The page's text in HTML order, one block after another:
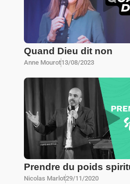
Quand Dieu dit non
Anne Mourot13/08/2023
Prendre du poids
Nicolas Marlot29/11/2020